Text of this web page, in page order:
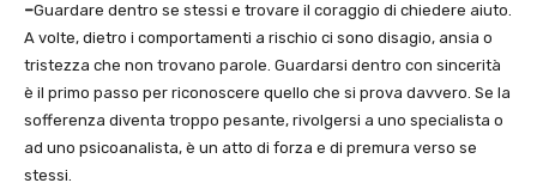
–Guardare dentro se stessi e trovare il coraggio di chiedere aiuto.
A volte, dietro i comportamenti a rischio ci sono disagio, ansia o
tristezza che non trovano parole. Guardarsi dentro con sincerità
è il primo passo per riconoscere quello che si prova davvero. Se la
sofferenza diventa troppo pesante, rivolgersi a uno specialista o
ad uno psicoanalista, è un atto di forza e di premura verso se
stessi.